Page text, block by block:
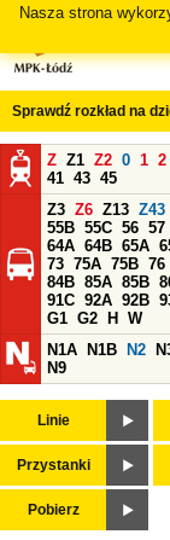
Nasza strona
Sprawdź rozkład na
Z Z1 Z2 0 1 2
41 43 45
Z3 Z6 Z13 Z43
55B 55C 56 57
64A 64B 65A
73 75A 75B 76
84B 85A 85B
91C 92A 92B
G1 G2 H
W
N1A
N1B N2
N9
Linie
Przystanki
Pobierz